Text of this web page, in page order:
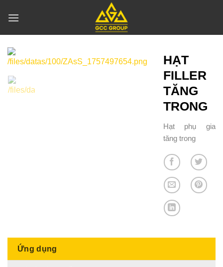
HẠT
FILLER
TĂNG
TRONG
Hạt phụ gia
tăng trong
Ứng dụng